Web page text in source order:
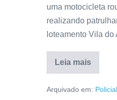
uma motocicleta
realizando
loteamento Vila
Leia mais
Arquivado em: Policial